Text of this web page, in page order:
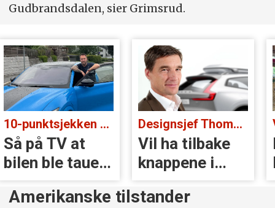
Gudbrandsdalen, sier Grimsrud.
10-punktsjekken med standup-komiker Ørjan Burøe:
Så på TV at
bilen ble tauet
inn
Designsjef Thomas Ingenlath:
Vil ha tilbake
knappene i
Volvoer
Amerikanske tilstander